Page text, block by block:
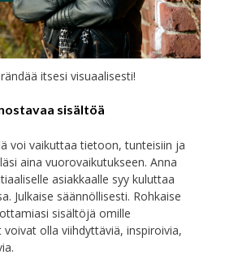
itsesi visuaalisesti!
sisältöä
voi vaikuttaa tietoon, tunteisiin ja
aina vuorovaikutukseen. Anna
asiakkaalle syy kuluttaa
Julkaise säännöllisesti. Rohkaise
sisältöjä omille
olla viihdyttäviä, inspiroivia,